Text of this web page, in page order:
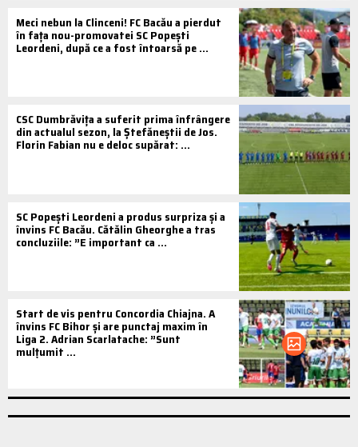
Meci nebun la Clinceni! FC Bacău a pierdut
în fața nou-promovatei SC Popești
Leordeni, după ce a fost întoarsă pe ...
CSC Dumbrăvița a suferit prima înfrângere
din actualul sezon, la Ștefăneștii de Jos.
Florin Fabian nu e deloc supărat: ...
SC Popești Leordeni a produs surpriza și a
învins FC Bacău. Cătălin Gheorghe a tras
concluziile: ”E important ca ...
Start de vis pentru Concordia Chiajna. A
învins FC Bihor și are punctaj maxim în
Liga 2. Adrian Scarlatache: ”Sunt
mulțumit ...